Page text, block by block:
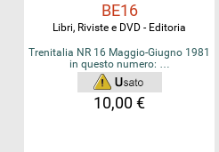
BE16
Libri, Riviste e DVD - Editoria
Trenitalia NR 16 Maggio-Giugno 1981
in questo numero: …
10,00 €